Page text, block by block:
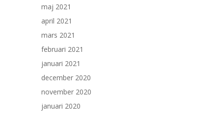
maj 2021
april 2021
mars 2021
februari 2021
januari 2021
december 2020
november 2020
januari 2020